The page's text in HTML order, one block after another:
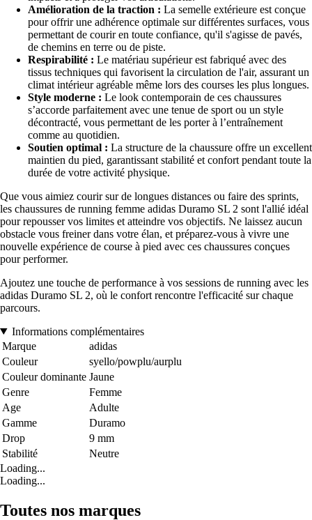
Amélioration de la traction : La semelle extérieure est conçue
pour offrir une adhérence optimale sur différentes surfaces, vous
permettant de courir en toute confiance, qu'il s'agisse de pavés,
de chemins en terre ou de piste.
Respirabilité : Le matériau supérieur est fabriqué avec des
tissus techniques qui favorisent la circulation de l'air, assurant un
climat intérieur agréable même lors des courses les plus longues.
Style moderne : Le look contemporain de ces chaussures
s’accorde parfaitement avec une tenue de sport ou un style
décontracté, vous permettant de les porter à l’entraînement
comme au quotidien.
Soutien optimal : La structure de la chaussure offre un excellent
maintien du pied, garantissant stabilité et confort pendant toute la
durée de votre activité physique.
Que vous aimiez courir sur de longues distances ou faire des sprints,
les chaussures de running femme adidas Duramo SL 2 sont l'allié idéal
pour repousser vos limites et atteindre vos objectifs. Ne laissez aucun
obstacle vous freiner dans votre élan, et préparez-vous à vivre une
nouvelle expérience de course à pied avec ces chaussures conçues
pour performer.
Ajoutez une touche de performance à vos sessions de running avec les
adidas Duramo SL 2, où le confort rencontre l'efficacité sur chaque
parcours.
Informations complémentaires
Marque
adidas
Couleur
syello/powplu/aurplu
Couleur dominante Jaune
Genre
Femme
Age
Adulte
Gamme
Duramo
Drop
9 mm
Stabilité
Neutre
Loading...
Loading...
Toutes nos marques